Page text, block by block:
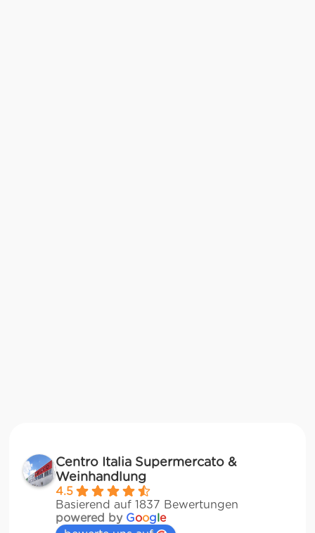
Centro Italia Supermercato &
Weinhandlung
4.5
Basierend auf 1837 Bewertungen
powered by Google